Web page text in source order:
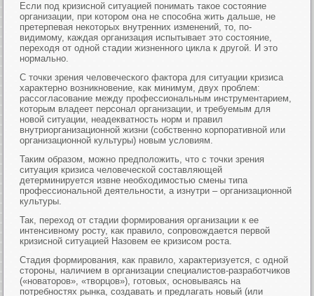
Если под кризисной ситуацией понимать такое состояние
организации, при котором она не способна жить дальше, не
претерпевая некоторых внутренних изменений, то, по-
видимому, каждая организация испытывает это состояние,
переходя от одной стадии жизненного цикла к другой. И это
нормально.
С точки зрения человеческого фактора для ситуации кризиса
характерно возникновение, как минимум, двух проблем:
рассогласование между профессиональным инструментарием,
которым владеет персонал организации, и требуемым для
новой ситуации, неадекватность норм и правил
внутриорганизационной жизни (собственно корпоративной или
организационной культуры) новым условиям.
Таким образом, можно предположить, что с точки зрения
ситуация кризиса человеческой составляющей
детерминируется извне необходимостью смены типа
профессиональной деятельности, а изнутри – организационной
культуры.
Так, переход от стадии формирования организации к ее
интенсивному росту, как правило, сопровождается первой
кризисной ситуацией Назовем ее кризисом роста.
Стадия формирования, как правило, характеризуется, с одной
стороны, наличием в организации специалистов-разработчиков
(«новаторов», «творцов»), готовых, основываясь на
потребностях рынка, создавать и предлагать новый (или